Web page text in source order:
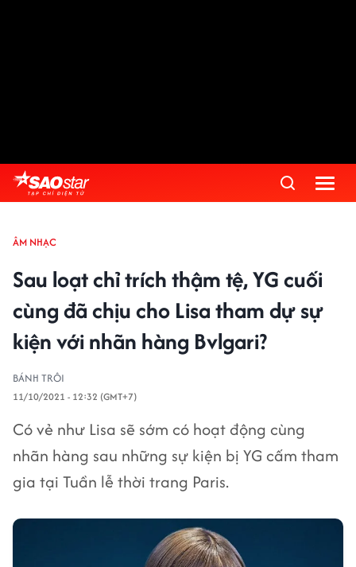
ÂM NHẠC
Sau loạt chỉ trích thậm tệ, YG cuối
cùng đã chịu cho Lisa tham dự sự
kiện với nhãn hàng Bvlgari?
BÁNH TRÔI
11/10/2021 - 12:32 (GMT+7)
Có vẻ như Lisa sẽ sớm có hoạt động cùng
nhãn hàng sau những sự kiện bị YG cấm tham
gia tại Tuần lễ thời trang Paris.